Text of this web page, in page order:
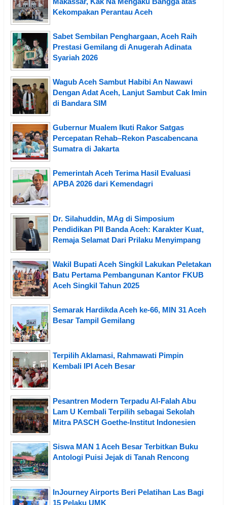
Kekompakan Perantau Aceh
Sabet Sembilan Penghargaan, Aceh Raih
Prestasi Gemilang di Anugerah Adinata
Syariah 2026
Wagub Aceh Sambut Habibi An Nawawi
Dengan Adat Aceh, Lanjut Sambut Cak Imin
di Bandara SIM
Gubernur Mualem Ikuti Rakor Satgas
Percepatan Rehab–Rekon Pascabencana
Sumatra di Jakarta
Pemerintah Aceh Terima Hasil Evaluasi
APBA 2026 dari Kemendagri
Dr. Silahuddin, MAg di Simposium
Pendidikan PII Banda Aceh: Karakter Kuat,
Remaja Selamat Dari Prilaku Menyimpang
Wakil Bupati Aceh Singkil Lakukan Peletakan
Batu Pertama Pembangunan Kantor FKUB
Aceh Singkil Tahun 2025
Semarak Hardikda Aceh ke-66, MIN 31 Aceh
Besar Tampil Gemilang
Terpilih Aklamasi, Rahmawati Pimpin
Kembali IPI Aceh Besar
Pesantren Modern Terpadu Al-Falah Abu
Lam U Kembali Terpilih sebagai Sekolah
Mitra PASCH Goethe-Institut Indonesien
Siswa MAN 1 Aceh Besar Terbitkan Buku
Antologi Puisi Jejak di Tanah Rencong
InJourney Airports Beri Pelatihan Las Bagi
15 Pelaku UMK